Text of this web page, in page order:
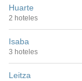
Huarte
2 hoteles
Isaba
3 hoteles
Leitza